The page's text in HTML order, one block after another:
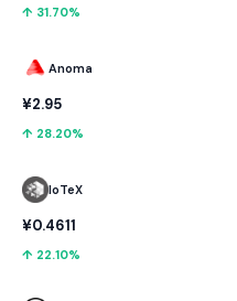
↑ 31.70%
Anoma
¥2.95
↑ 28.20%
IoTeX
¥0.4611
↑ 22.10%